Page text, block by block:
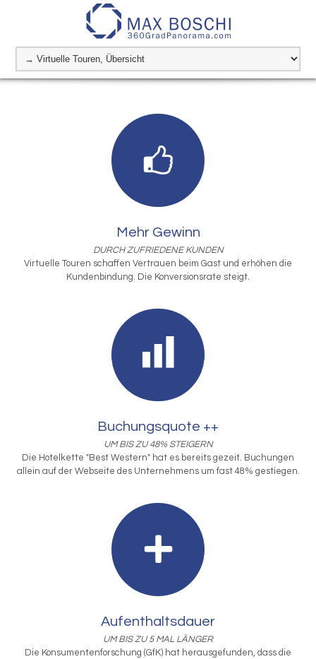
Mehr Gewinn
DURCH ZUFRIEDENE KUNDEN
Virtuelle Touren schaffen Vertrauen beim Gast und erhöhen die
Kundenbindung. Die Konversionsrate steigt.
Buchungsquote ++
UM BIS ZU 48% STEIGERN
Die Hotelkette "Best Western" hat es bereits gezeit. Buchungen
allein auf der Webseite des Unternehmens um fast 48% gestiegen.
Aufenthaltsdauer
UM BIS ZU 5 MAL LÄNGER
Die Konsumentenforschung (GfK) hat herausgefunden, dass die